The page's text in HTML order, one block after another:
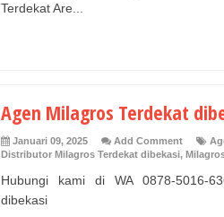
Terdekat Are...
Agen Milagros Terdekat
Januari 09, 2025 Add Comment
Distributor Milagros Terdekat dibekasi,
Hubungi kami di WA 0878-5016-
dibekasi